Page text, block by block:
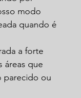
modo
quando é
a forte
áreas que
parecido ou